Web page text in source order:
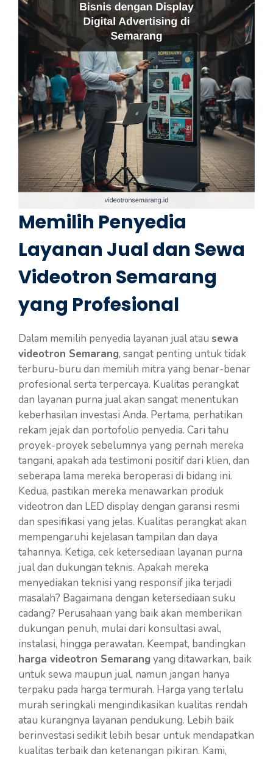
Memilih Penyedia
Layanan Jual dan Sewa
Videotron Semarang
yang Profesional
Dalam memilih penyedia layanan jual atau sewa
videotron Semarang, sangat penting untuk tidak
terburu-buru dan memilih mitra yang benar-benar
profesional serta terpercaya. Kualitas perangkat
dan layanan purna jual akan sangat menentukan
keberhasilan investasi Anda. Pertama, perhatikan
rekam jejak dan portofolio penyedia. Cari tahu
proyek-proyek sebelumnya yang pernah mereka
tangani, apakah ada testimoni positif dari klien, dan
seberapa lama mereka beroperasi di bidang ini.
Kedua, pastikan mereka menawarkan produk
videotron dan LED display dengan garansi resmi
dan spesifikasi yang jelas. Kualitas perangkat akan
mempengaruhi kejelasan tampilan dan daya
tahannya. Ketiga, cek ketersediaan layanan purna
jual dan dukungan teknis. Apakah mereka
menyediakan teknisi yang responsif jika terjadi
masalah? Bagaimana dengan ketersediaan suku
cadang? Perusahaan yang baik akan memberikan
dukungan penuh, mulai dari konsultasi awal,
instalasi, hingga perawatan. Keempat, bandingkan
harga videotron Semarang yang ditawarkan, baik
untuk sewa maupun jual, namun jangan hanya
terpaku pada harga termurah. Harga yang terlalu
murah seringkali mengindikasikan kualitas rendah
atau kurangnya layanan pendukung. Lebih baik
berinvestasi sedikit lebih besar untuk mendapatkan
kualitas terbaik dan ketenangan pikiran. Kami,